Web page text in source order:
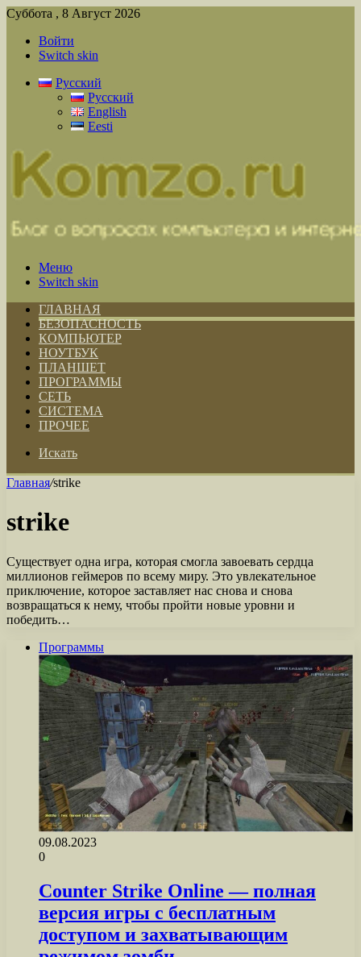
Суббота , 8 Август 2026
Войти
Switch skin
Русский
Русский
English
Eesti
Меню
Switch skin
ГЛАВНАЯ
БЕЗОПАСНОСТЬ
КОМПЬЮТЕР
НОУТБУК
ПЛАНШЕТ
ПРОГРАММЫ
СЕТЬ
СИСТЕМА
ПРОЧЕЕ
Искать
Главная/strike
strike
Существует одна игра, которая смогла завоевать сердца
миллионов геймеров по всему миру. Это увлекательное
приключение, которое заставляет нас снова и снова
возвращаться к нему, чтобы пройти новые уровни и
победить…
Программы
09.08.2023
0
Counter Strike Online — полная
версия игры с бесплатным
доступом и захватывающим